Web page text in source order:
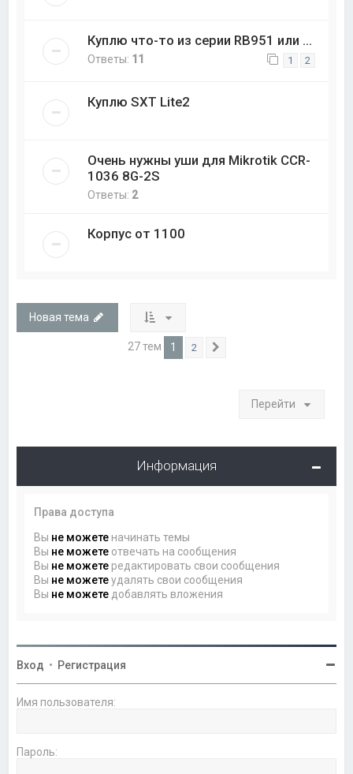
Куплю что-то из серии RB951 или ...
Ответы: 11 1 2
Куплю SXT Lite2
Очень нужны уши для Mikrotik CCR-
1036 8G-2S
Ответы: 2
Корпус от 1100
Новая тема
27 тем 1 2
Перейти
Информация
Права доступа
Вы не можете начинать темы
Вы не можете отвечать на сообщения
Вы не можете редактировать свои сообщения
Вы не можетеудалять свои сообщения
Вы не можете добавлять вложения
Вход • Регистрация
Имя пользователя:
Пароль: